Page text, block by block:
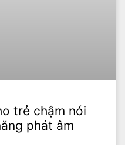
trẻ chậm nói
phát âm